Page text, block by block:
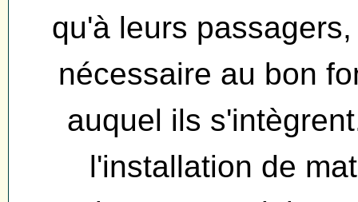
qu'à leurs
nécessaire au bon
auquel ils
l'installation de